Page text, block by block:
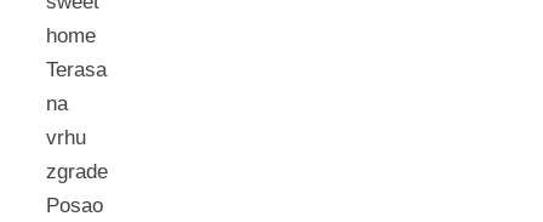
home
Terasa
na
vrhu
zgrade
Posao